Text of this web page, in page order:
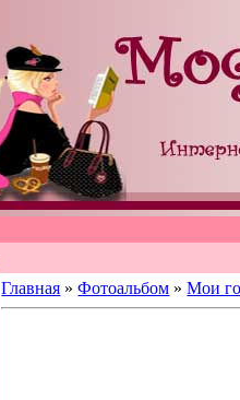
Главная »Фотоальбом »Мои